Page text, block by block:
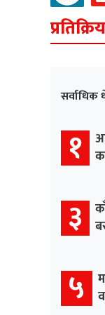
सर्वाधिक
१
३
५